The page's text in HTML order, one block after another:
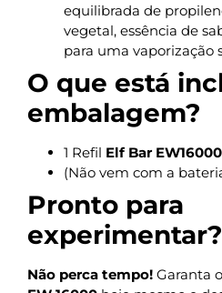
equilibrada de
vegetal, essência de
para uma vaporização
O que está
embalagem?
1 Refil Elf Bar EW16000
(Não vem com a
Pronto para
experimentar?
Não perca tempo! Garanta